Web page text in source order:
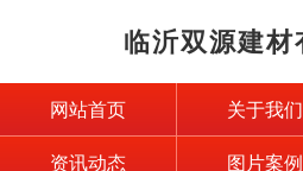
临沂双源建材
网站首页 关于我们
资讯动态 图片案例